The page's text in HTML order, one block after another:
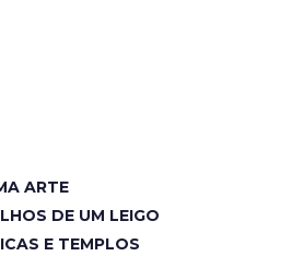
ARTE
DE UM LEIGO
E TEMPLOS